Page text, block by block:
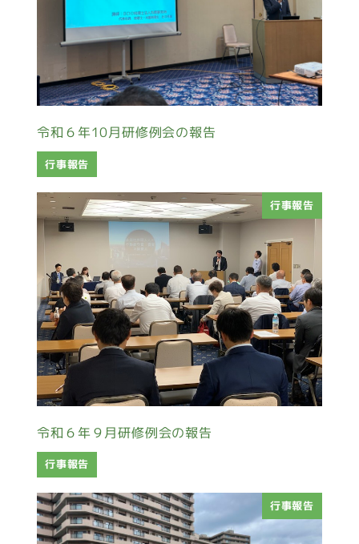
令和６年10月研修例会の報告
行事報告
行事報告
令和６年９月研修例会の報告
行事報告
行事報告